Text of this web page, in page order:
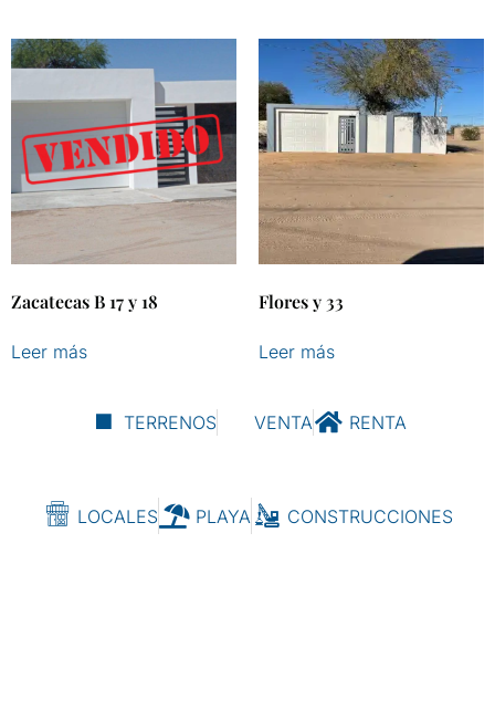
Zacatecas B 17 y 18
Leer más
Flores y 33
Leer más
TERRENOS VENTA RENTA
LOCALES PLAYA CONSTRUCCIONES